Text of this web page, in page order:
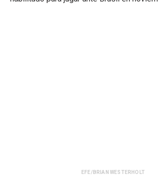
EFE/BRIAN WESTERHOLT